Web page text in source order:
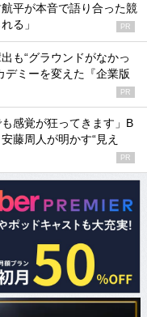
平が本音で語り合った競
る」
PR
も“グラウンドがなかっ
ミーを変えた『企業版
PR
感覚が狂ってきます」B
藤周人が明かす“見え
PR